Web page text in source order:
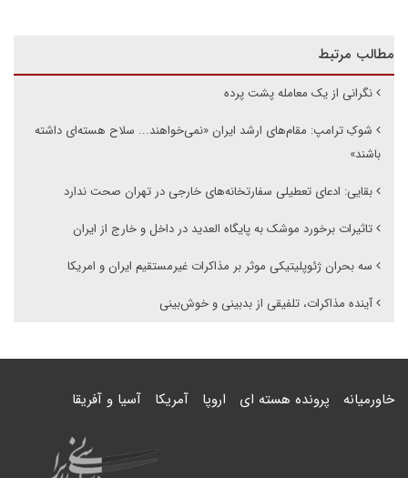
مطالب مرتبط
نگرانی از یک معامله پشت پرده
شوکِ ترامپ: مقام‌های ارشد ایران «نمی‌خواهند... سلاح هسته‌ای داشته
باشند»
بقایی: ادعای تعطیلی سفارتخانه‌های خارجی در تهران صحت ندارد
تاثیرات برخورد موشک به پایگاه العدید در داخل و خارج از ایران
سه بحران ژئوپلیتیکی موثر بر مذاکرات غیرمستقیم ایران و امریکا
آینده مذاکرات، تلفیقی از بدبینی و خوش‌بینی
خاورمیانه پرونده هسته ای اروپا آمریکا آسیا و آفریقا